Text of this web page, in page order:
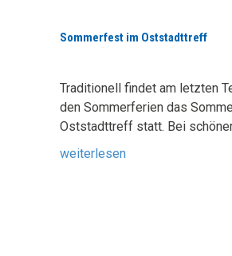
Sommerfest im Oststadttreff
Traditionell findet am letzten
den Sommerferien das
Oststadttreff statt. Bei
weiterlesen